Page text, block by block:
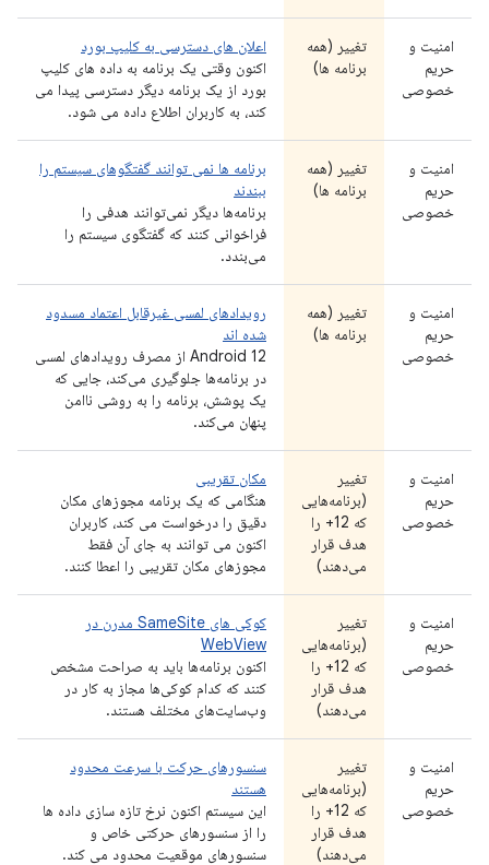
امنیت و
حریم
خصوصی
تغییر (همه
برنامه ها)
اعلان های دسترسی به کلیپ بورد
اکنون وقتی یک برنامه به داده های کلیپ
بورد از یک برنامه دیگر دسترسی پیدا می
کند، به کاربران اطلاع داده می شود.
امنیت و
حریم
خصوصی
تغییر (همه
برنامه ها)
برنامه ها نمی توانند گفتگوهای سیستم را
ببندند
برنامه‌ها دیگر نمی‌توانند هدفی را
فراخوانی کنند که گفتگوی سیستم را
می‌بندد.
امنیت و
حریم
خصوصی
تغییر (همه
برنامه ها)
رویدادهای لمسی غیرقابل اعتماد مسدود
شده اند
Android 12 از مصرف رویدادهای لمسی
در برنامه‌ها جلوگیری می‌کند، جایی که
یک پوشش، برنامه را به روشی ناامن
پنهان می‌کند.
امنیت و
حریم
خصوصی
تغییر
(برنامه‌هایی
که 12+ را
هدف قرار
می‌دهند)
مکان تقریبی
هنگامی که یک برنامه مجوزهای مکان
دقیق را درخواست می کند، کاربران
اکنون می توانند به جای آن فقط
مجوزهای مکان تقریبی را اعطا کنند.
امنیت و
حریم
خصوصی
تغییر
(برنامه‌هایی
که 12+ را
هدف قرار
می‌دهند)
کوکی های SameSite مدرن در
WebView
اکنون برنامه‌ها باید به صراحت مشخص
کنند که کدام کوکی‌ها مجاز به کار در
وب‌سایت‌های مختلف هستند.
امنیت و
حریم
خصوصی
تغییر
(برنامه‌هایی
که 12+ را
هدف قرار
می‌دهند)
سنسورهای حرکت با سرعت محدود
هستند
این سیستم اکنون نرخ تازه سازی داده ها
را از سنسورهای حرکتی خاص و
سنسورهای موقعیت محدود می کند.